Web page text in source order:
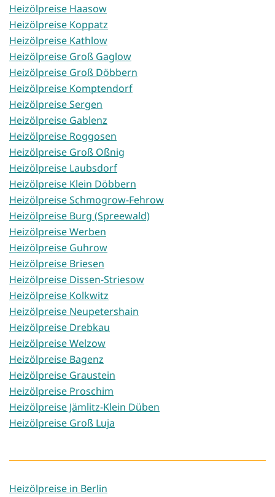
Heizölpreise Haasow
Heizölpreise Koppatz
Heizölpreise Kathlow
Heizölpreise Groß Gaglow
Heizölpreise Groß Döbbern
Heizölpreise Komptendorf
Heizölpreise Sergen
Heizölpreise Gablenz
Heizölpreise Roggosen
Heizölpreise Groß Oßnig
Heizölpreise Laubsdorf
Heizölpreise Klein Döbbern
Heizölpreise Schmogrow-Fehrow
Heizölpreise Burg (Spreewald)
Heizölpreise Werben
Heizölpreise Guhrow
Heizölpreise Briesen
Heizölpreise Dissen-Striesow
Heizölpreise Kolkwitz
Heizölpreise Neupetershain
Heizölpreise Drebkau
Heizölpreise Welzow
Heizölpreise Bagenz
Heizölpreise Graustein
Heizölpreise Proschim
Heizölpreise Jämlitz-Klein Düben
Heizölpreise Groß Luja
Heizölpreise in Berlin